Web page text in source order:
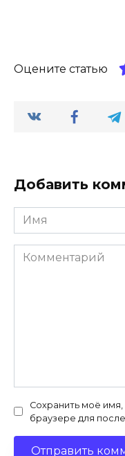
Оцените статью
Добавить
Имя
*
Комментарий
Сохранить моё
браузере для